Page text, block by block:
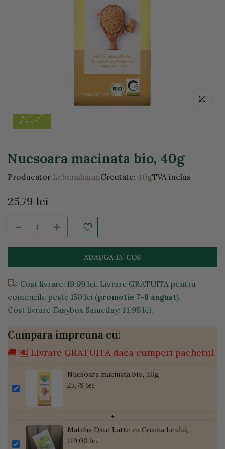
Click
Nucsoara macinata bio, 40g
Producator LebensbaumGreutate: 40gTVA inclus
25,79 lei
ADAUGA IN COS
Cost livrare: 19.99 lei. Livrare GRATUITA pentru
comenzile peste 150 lei (promotie 7-9 august).
Cost livrare Easybox Sameday: 14.99 lei.
Cumpara impreuna cu:
🚚 🆓 Livrare GRATUITA daca cumperi pachetul.
Nucsoara macinata bio, 40g
25,79 lei
+
Matcha Date Latte cu Coama Leului,
Pudră de Curmale și Ghimbir, ECO, 300g
119,00 lei